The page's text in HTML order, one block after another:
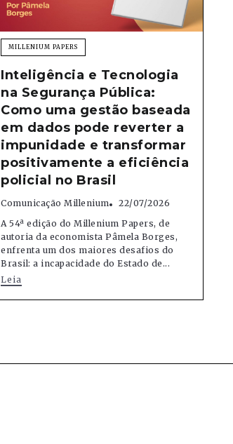
MILLENIUM PAPERS
Inteligência e Tecnologia
na Segurança Pública:
Como uma gestão baseada
em dados pode reverter a
impunidade e transformar
positivamente a eficiência
policial no Brasil
Comunicação Millenium
22/07/2026
A 54ª edição do Millenium Papers, de
autoria da economista Pâmela Borges,
enfrenta um dos maiores desafios do
Brasil: a incapacidade do Estado de...
Leia